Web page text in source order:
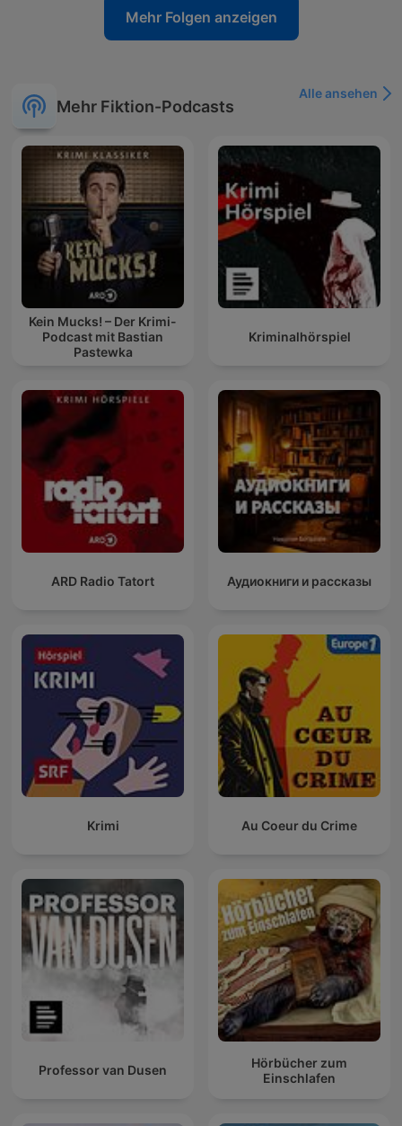
Mehr Folgen anzeigen
Mehr Fiktion-Podcasts
Alle ansehen
Kein Mucks! – Der Krimi-
Podcast mit Bastian
Pastewka
Kriminalhörspiel
ARD Radio Tatort Аудиокниги и рассказы
Krimi Au Coeur du Crime
Professor van Dusen
Hörbücher zum
Einschlafen